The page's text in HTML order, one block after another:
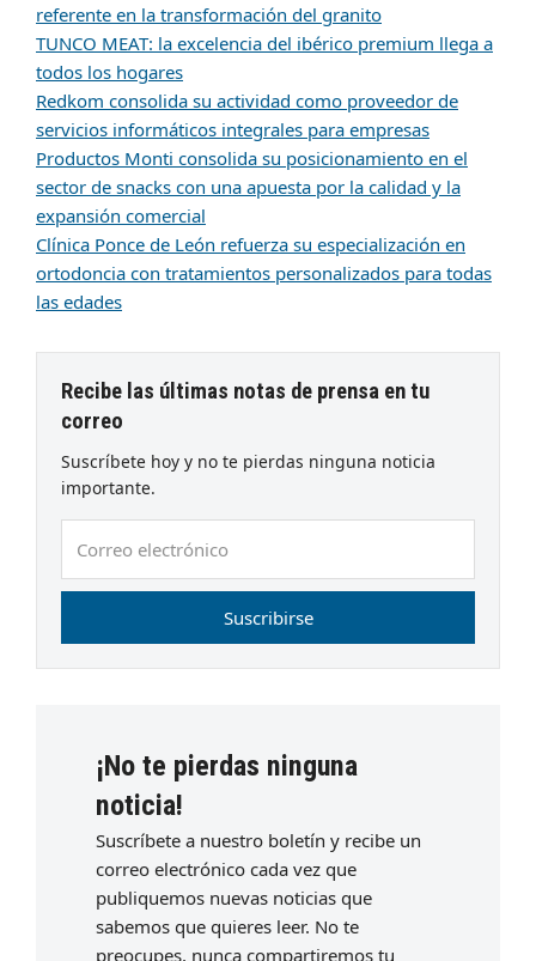
referente en la transformación del granito
TUNCO MEAT: la excelencia del ibérico premium llega a
todos los hogares
Redkom consolida su actividad como proveedor de
servicios informáticos integrales para empresas
Productos Monti consolida su posicionamiento en el
sector de snacks con una apuesta por la calidad y la
expansión comercial
Clínica Ponce de León refuerza su especialización en
ortodoncia con tratamientos personalizados para todas
las edades
Recibe las últimas notas de prensa en tu
correo
Suscríbete hoy y no te pierdas ninguna noticia
importante.
electrónico
Suscribirse
¡No te pierdas ninguna
noticia!
Suscríbete a nuestro boletín y recibe un
correo electrónico cada vez que
publiquemos nuevas noticias que
sabemos que quieres leer. No te
preocupes, nunca compartiremos tu